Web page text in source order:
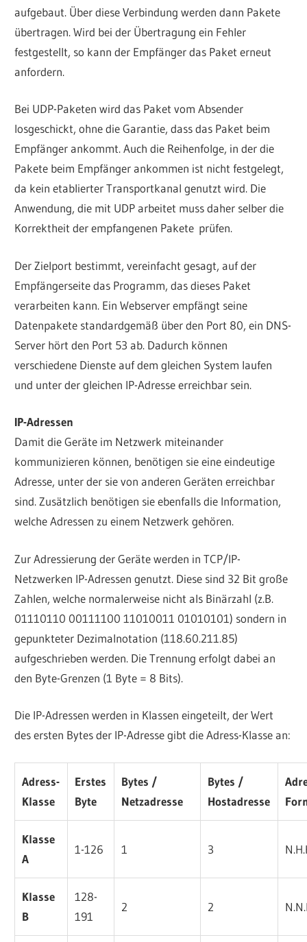
aufgebaut. Über diese Verbindung werden dann Pakete
übertragen. Wird bei der Übertragung ein Fehler
festgestellt, so kann der Empfänger das Paket erneut
anfordern.
Bei UDP-Paketen wird das Paket vom Absender
losgeschickt, ohne die Garantie, dass das Paket beim
Empfänger ankommt. Auch die Reihenfolge, in der die
Pakete beim Empfänger ankommen ist nicht festgelegt,
da kein etablierter Transportkanal genutzt wird. Die
Anwendung, die mit UDP arbeitet muss daher selber die
Korrektheit der empfangenen Pakete prüfen.
Der Zielport bestimmt, vereinfacht gesagt, auf der
Empfängerseite das Programm, das dieses Paket
verarbeiten kann. Ein Webserver empfängt seine
Datenpakete standardgemäß über den Port 80, ein DNS-
Server hört den Port 53 ab. Dadurch können
verschiedene Dienste auf dem gleichen System laufen
und unter der gleichen IP-Adresse erreichbar sein.
IP-Adressen
Damit die Geräte im Netzwerk miteinander
kommunizieren können, benötigen sie eine eindeutige
Adresse, unter der sie von anderen Geräten erreichbar
sind. Zusätzlich benötigen sie ebenfalls die Information,
welche Adressen zu einem Netzwerk gehören.
Zur Adressierung der Geräte werden in TCP/IP-
Netzwerken IP-Adressen genutzt. Diese sind 32 Bit große
Zahlen, welche normalerweise nicht als Binärzahl (z.B.
01110110 00111100 11010011 01010101) sondern in
gepunkteter Dezimalnotation (118.60.211.85)
aufgeschrieben werden. Die Trennung erfolgt dabei an
den Byte-Grenzen (1 Byte = 8 Bits).
Die IP-Adressen werden in Klassen eingeteilt, der Wert
des ersten Bytes der IP-Adresse gibt die Adress-Klasse an:
Adress-
Klasse
Erstes
Byte
Bytes /
Netzadresse
Bytes /
Hostadresse
Klasse
A
1-126 1 3
Klasse
B
128-
191
2 2